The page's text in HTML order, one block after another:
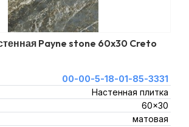
Payne stone 60x30 Creto
00-00-5-18-01-85-3331
Настенная плитка
60x30
матовая